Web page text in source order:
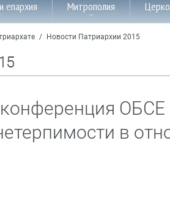
епархия Митрополия
/ Новости Патриархии 2015
конференция
в